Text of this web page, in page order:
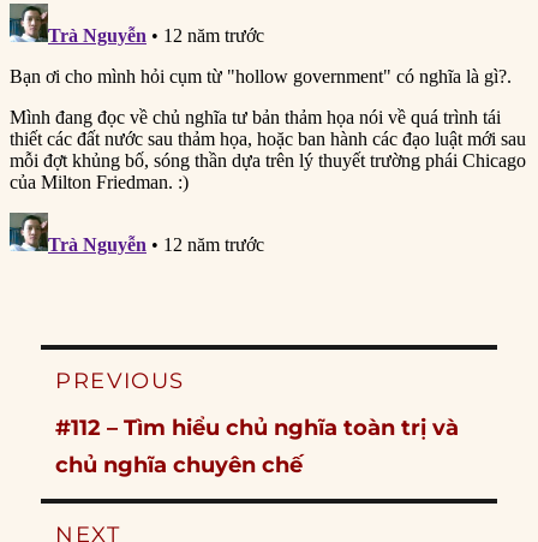
Post
PREVIOUS
Previous
post:
#112 – Tìm hiểu chủ nghĩa toàn trị và
chủ nghĩa chuyên chế
NEXT